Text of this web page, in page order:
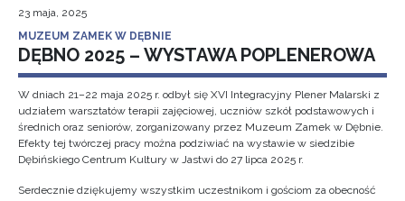
23 maja, 2025
MUZEUM ZAMEK W DĘBNIE
DĘBNO 2025 – WYSTAWA POPLENEROWA
W dniach 21–22 maja 2025 r. odbył się XVI Integracyjny Plener Malarski z
udziałem warsztatów terapii zajęciowej, uczniów szkół podstawowych i
średnich oraz seniorów, zorganizowany przez Muzeum Zamek w Dębnie.
Efekty tej twórczej pracy można podziwiać na wystawie w siedzibie
Dębińskiego Centrum Kultury w Jastwi do 27 lipca 2025 r.
Serdecznie dziękujemy wszystkim uczestnikom i gościom za obecność